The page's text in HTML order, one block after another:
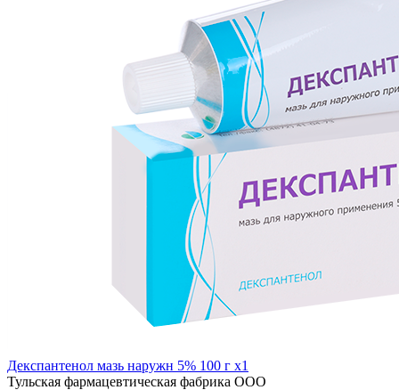
Декспантенол мазь наружн 5% 100 г x1
Тульская фармацевтическая фабрика ООО